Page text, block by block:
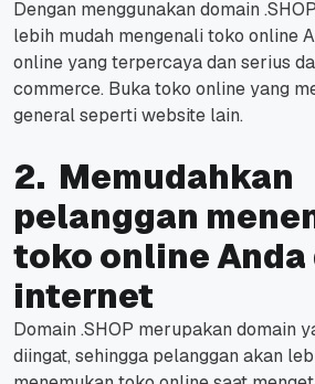
Dengan menggunakan domain
lebih mudah mengenali toko online
online yang terpercaya dan serius
commerce. Buka toko online yang
general seperti website lain.
2. Memudahkan
pelanggan
toko online Anda
internet
Domain .SHOP merupakan domain
diingat, sehingga pelanggan akan